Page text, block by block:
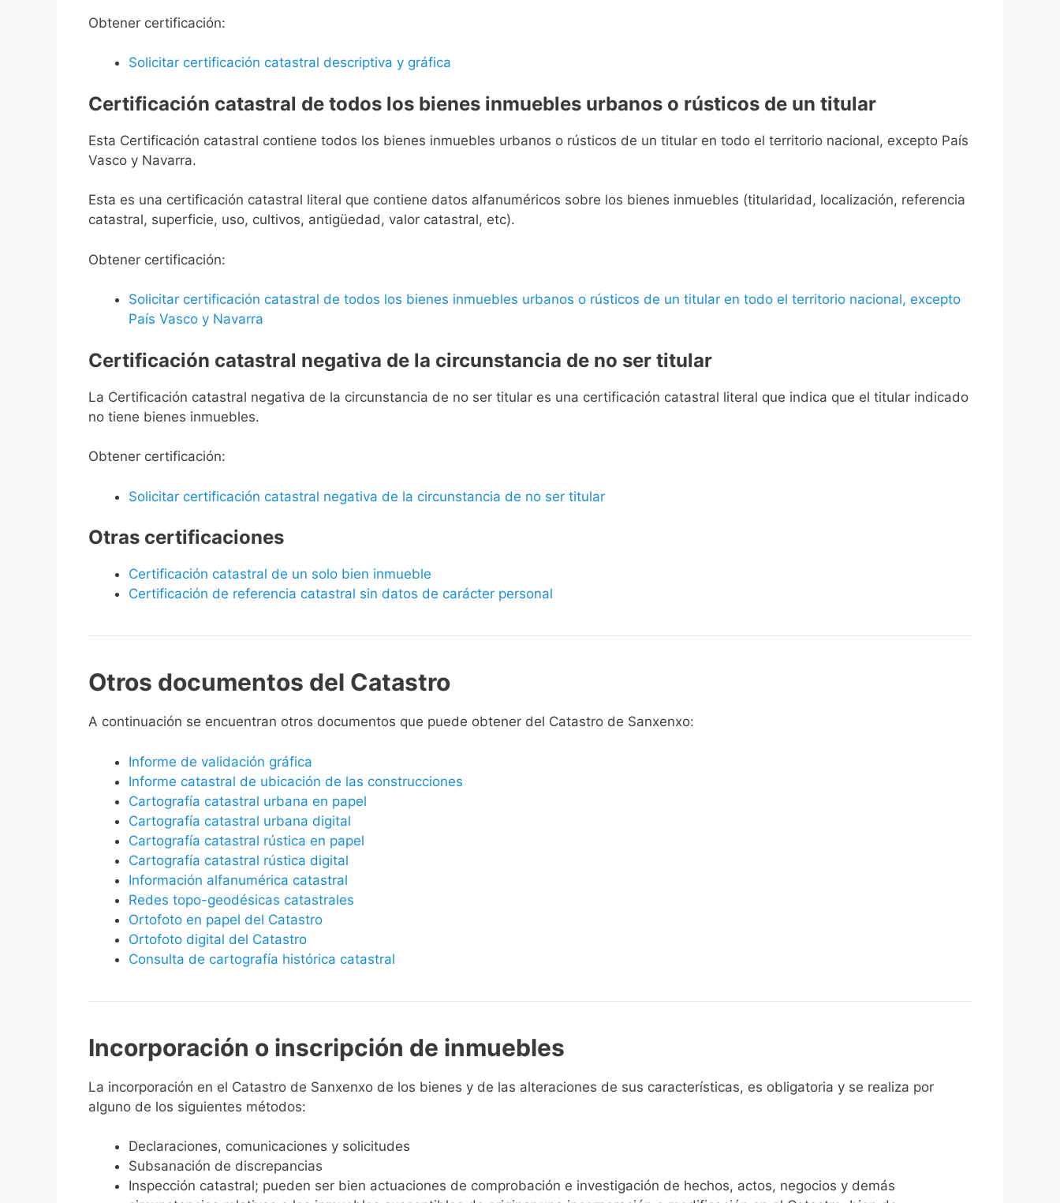
Obtener certificación:
Solicitar certificación catastral descriptiva y gráfica
Certificación catastral de todos los bienes inmuebles urbanos o rústicos de un titular
Esta Certificación catastral contiene todos los bienes inmuebles urbanos o rústicos de un titular en todo el territorio nacional, excepto País
Vasco y Navarra.
Esta es una certificación catastral literal que contiene datos alfanuméricos sobre los bienes inmuebles (titularidad, localización, referencia
catastral, superficie, uso, cultivos, antigüedad, valor catastral, etc).
Obtener certificación:
Solicitar certificación catastral de todos los bienes inmuebles urbanos o rústicos de un titular en todo el territorio nacional, excepto
País Vasco y Navarra
Certificación catastral negativa de la circunstancia de no ser titular
La Certificación catastral negativa de la circunstancia de no ser titular es una certificación catastral literal que indica que el titular indicado
no tiene bienes inmuebles.
Obtener certificación:
Solicitar certificación catastral negativa de la circunstancia de no ser titular
Otras certificaciones
Certificación catastral de un solo bien inmueble
Certificación de referencia catastral sin datos de carácter personal
Otros documentos del Catastro
A continuación se encuentran otros documentos que puede obtener del Catastro de Sanxenxo:
Informe de validación gráfica
Informe catastral de ubicación de las construcciones
Cartografía catastral urbana en papel
Cartografía catastral urbana digital
Cartografía catastral rústica en papel
Cartografía catastral rústica digital
Información alfanumérica catastral
Redes topo-geodésicas catastrales
Ortofoto en papel del Catastro
Ortofoto digital del Catastro
Consulta de cartografía histórica catastral
Incorporación o inscripción de inmuebles
La incorporación en el Catastro de Sanxenxo de los bienes y de las alteraciones de sus características, es obligatoria y se realiza por
alguno de los siguientes métodos:
Declaraciones, comunicaciones y solicitudes
Subsanación de discrepancias
Inspección catastral; pueden ser bien actuaciones de comprobación e investigación de hechos, actos, negocios y demás